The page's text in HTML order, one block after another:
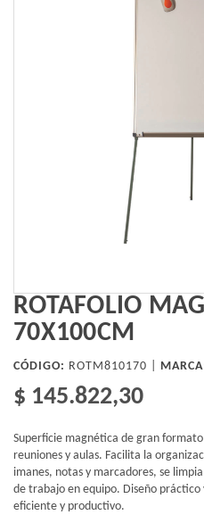
ROTAFOLIO
70X100CM
CÓDIGO: ROTM810170 | MARCA
$ 145.822,30
Superficie magnética de gran
reuniones y aulas. Facilita la
imanes, notas y marcadores, se
de trabajo en equipo. Diseño
eficiente y productivo.